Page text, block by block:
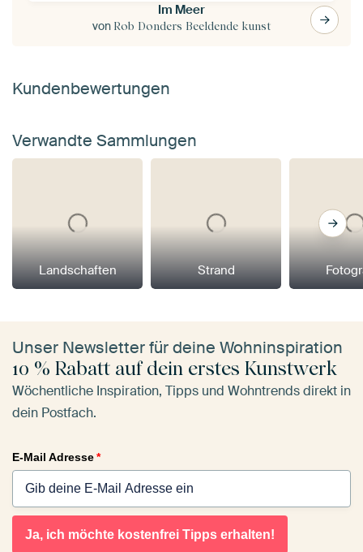
Im Meer
von Rob Donders Beeldende kunst
Kundenbewertungen
Verwandte Sammlungen
Landschaften Strand
Unser Newsletter für deine Wohninspiration
10 % Rabatt auf dein erstes Kunstwerk
Wöchentliche Inspiration, Tipps und Wohntrends direkt in
dein Postfach.
E-Mail Adresse*
Ja, ich möchte kostenfrei Tipps erhalten!